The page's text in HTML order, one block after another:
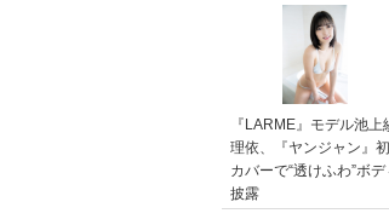
『LARME』モデル池上
理依、『ヤンジャン』初
カバーで“透けふわ”ボデ
披露